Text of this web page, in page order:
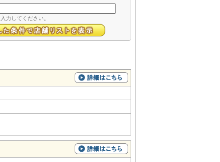
力してください。